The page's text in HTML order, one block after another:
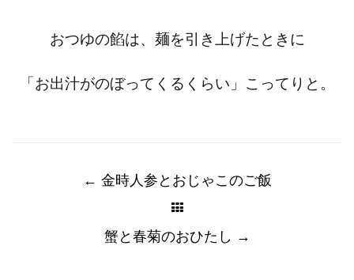
おつゆの餡は、麺を引き上げたときに
「お出汁がのぼってくるくらい」こってりと。
navigation
← 金時人参とおじゃこのご飯
蟹と春菊のおひたし →